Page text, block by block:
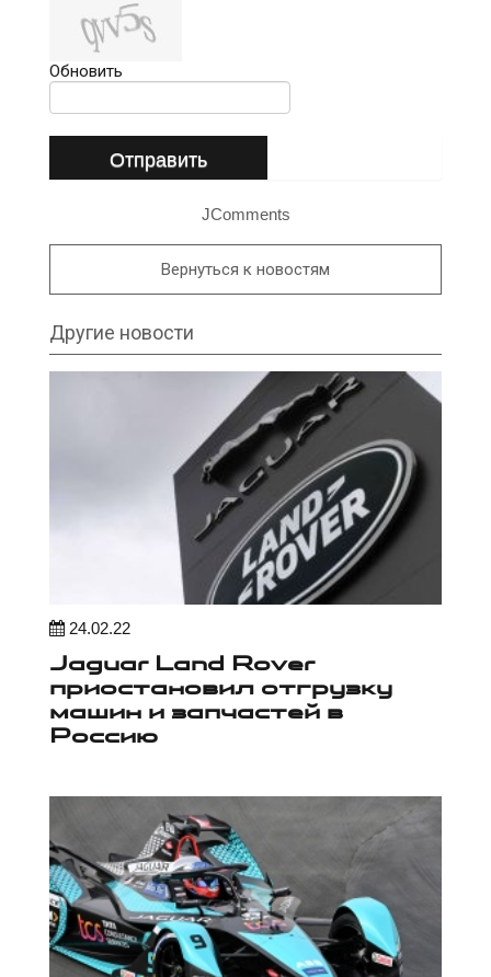
Обновить
Отправить
JComments
Вернуться к новостям
Другие новости
24.02.22
Jaguar Land Rover
приостановил отгрузку
машин и запчастей в
Россию